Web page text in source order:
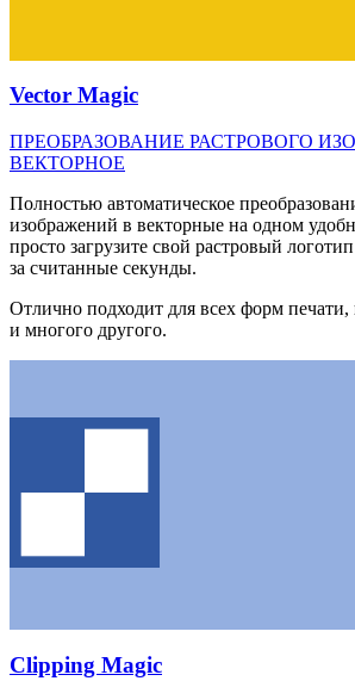
Vector Magic
ПРЕОБРАЗОВАНИЕ РАСТРОВОГО
ВЕКТОРНОЕ
Полностью автоматическое
изображений в векторные на одном
просто загрузите свой растровый
за считанные секунды.
Отлично подходит для всех форм
и многого другого.
Clipping Magic